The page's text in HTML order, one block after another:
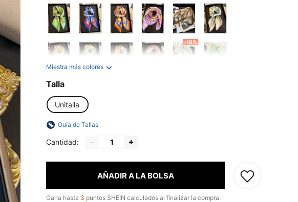
-19%
Miestra más colores
Talla
Unitalla
Guía de Tallas
Cantidad:
AÑADIR A LA BOLSA
Gana hasta 3 puntos SHEIN calculados al finalizar la compra.